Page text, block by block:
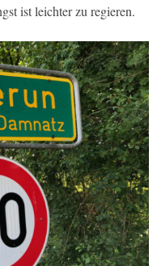
ist leichter zu regieren.